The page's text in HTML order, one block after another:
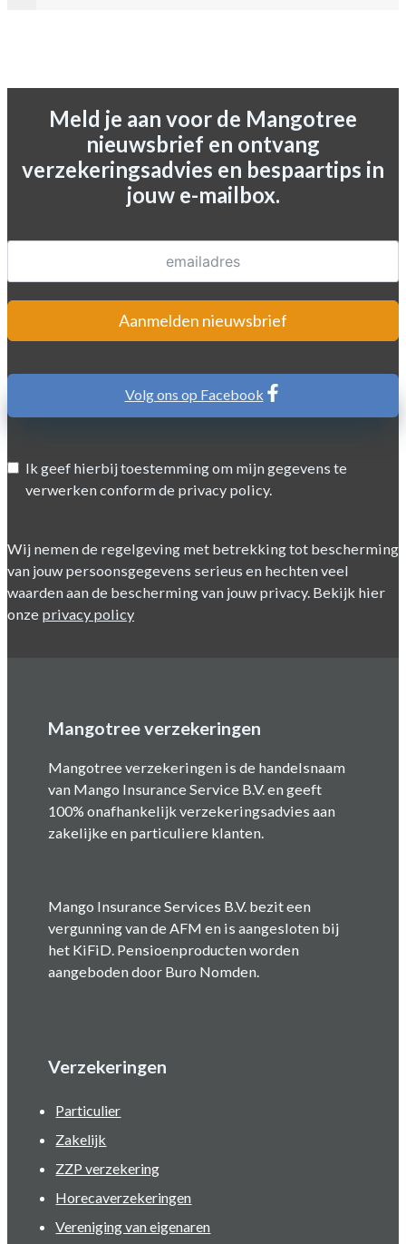
Meld je aan voor de Mangotree
nieuwsbrief en ontvang
verzekeringsadvies en bespaartips in
jouw e-mailbox.
Aanmelden nieuwsbrief
Volg ons op Facebook
Ik geef hierbij toestemming om mijn gegevens te
verwerken conform de privacy policy.
Wij nemen de regelgeving met betrekking tot bescherming
van jouw persoonsgegevens serieus en hechten veel
waarden aan de bescherming van jouw privacy. Bekijk hier
onze privacy policy
Mangotree verzekeringen
Mangotree verzekeringen is de handelsnaam
van Mango Insurance Service B.V. en geeft
100% onafhankelijk verzekeringsadvies aan
zakelijke en particuliere klanten.
Mango Insurance Services B.V. bezit een
vergunning van de AFM en is aangesloten bij
het KiFiD. Pensioenproducten worden
aangeboden door Buro Nomden.
Verzekeringen
Particulier
Zakelijk
ZZP verzekering
Horecaverzekeringen
Vereniging van eigenaren